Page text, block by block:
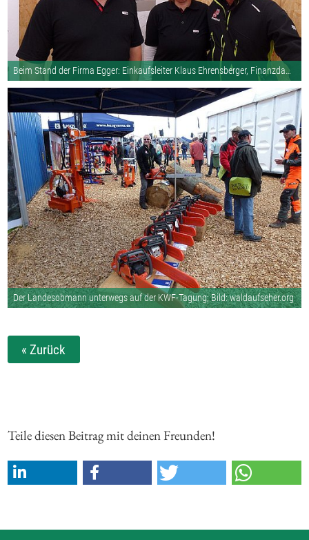
Beim Stand der Firma Egger: Einkaufsleiter Klaus Ehrensberger,
Der Landesobmann unterwegs auf der KWF-Tagung; Bild: waldaufseher.org
« Zurück
Teile diesen Beitrag mit deinen Freunden!